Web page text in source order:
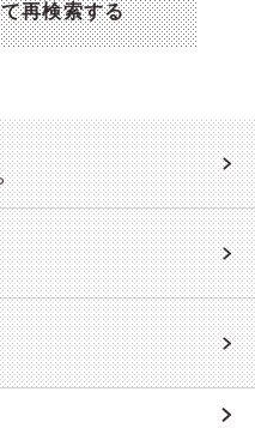
再検索する